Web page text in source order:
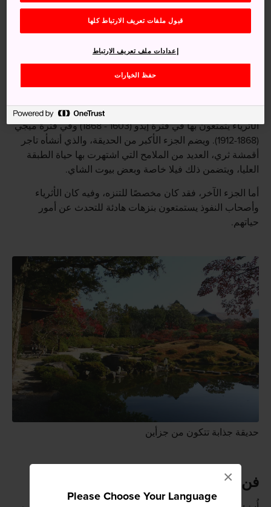
Please Choose Your Language
×
حديقة تتكون من جزأين
تُعد حديقة إيسوين مثالاً رائعًا يوضح الرفاهية التي كان التجار
الأثرياء يتمتعون بها في فترة إيدو (1603 - 1868) وفي فترة ميجي
(1868-1912). ويضم الجزء الأكبر من الحديقة، والذي أنشأه تاجر
أقمشة ثري، العديد من الملامح التي اشتهرت بها حياة الطبقة
العليا، ويتضمن ذلك فيلا خاصة وبعض بيوت الشاي.
أما الجزء الآخر، فقد كان مخصصًا للتنزه، وفيه كان الأثرياء
وأصحاب النفوذ يستمتعون بنزهات هادئة للتحدث عن أمور
حياتهم.
حديقة جذابة تتكون من جزأين
فن الشاكِّي
قبول ملفات تعريف الارتباط كلها
حفظ الخيارات
إعدادات ملف تعريف الارتباط